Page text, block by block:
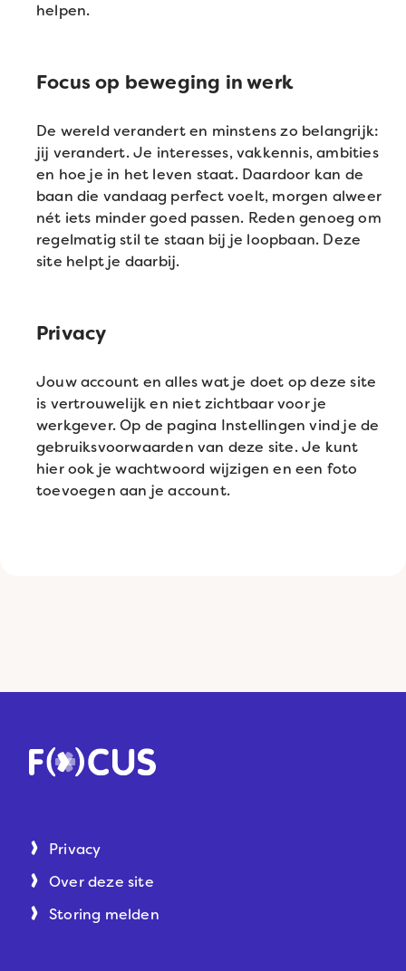
helpen.
Focus op beweging in werk
De wereld verandert en minstens zo belangrijk:
jij verandert. Je interesses, vakkennis, ambities
en hoe je in het leven staat. Daardoor kan de
baan die vandaag perfect voelt, morgen alweer
nét iets minder goed passen. Reden genoeg om
regelmatig stil te staan bij je loopbaan. Deze
site helpt je daarbij.
Privacy
Jouw account en alles wat je doet op deze site
is vertrouwelijk en niet zichtbaar voor je
werkgever. Op de pagina Instellingen vind je de
gebruiksvoorwaarden van deze site. Je kunt
hier ook je wachtwoord wijzigen en een foto
toevoegen aan je account.
Privacy
Over deze site
Storing melden